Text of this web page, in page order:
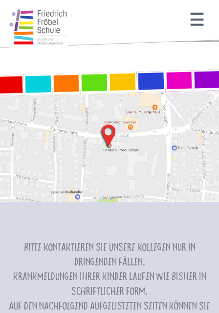
Bitte kontaktieren Sie unsere Kollegen nur in
dringenden Fällen.
Krankmeldungen Ihrer Kinder laufen wie bisher in
schriftlicher Form.
Auf den nachfolgend aufgelisteten Seiten können Sie